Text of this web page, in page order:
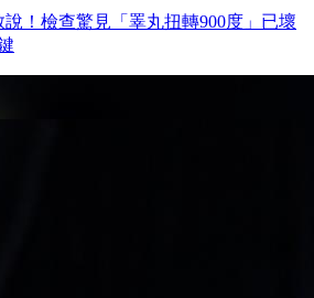
！檢查驚見「睪丸扭轉900度」已壞